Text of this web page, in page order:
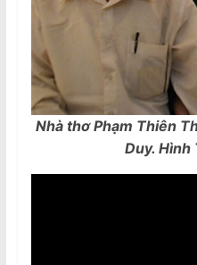
Nhà thơ Phạm Thiên
Duy. Hình